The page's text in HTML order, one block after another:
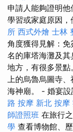
申請人能夠證明他
學習或家庭原因，
所 西式外燴 士林
角度獲得見解：
名的庫塔海灘及
地方，有很多景
上的烏魯烏圖寺
海神廟。 - 婚宴設
路 按摩 新北 按摩
師證照班 在旅行
學 查看博物館、